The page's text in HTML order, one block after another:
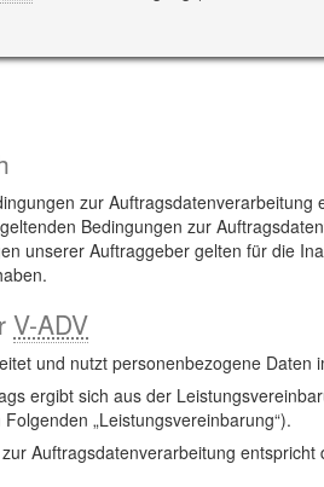
zur
Bedingungen zur
unserer Auftraggeber gelten für die
V-ADV
und nutzt personenbezogene Daten
ergibt sich aus der
„Leistungsvereinbarung“).
Auftragsdatenverarbeitung